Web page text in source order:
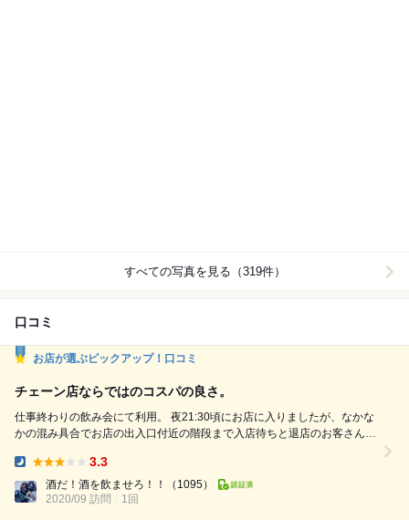
すべての写真を見る（319件）
口コミ
お店が選ぶピックアップ！口コミ
チェーン店ならではのコスパの良さ。
仕事終わりの飲み会にて利用。 夜21:30頃にお店に入りましたが、なかな
かの混み具合でお店の出入口付近の階段まで入店待ちと退店のお客さんで
が、ちょうど良かったです。（笑） 席にはタブレットが置かれていて、
最近よく目にするタブレット注文式のお店です。 こういうご時世です
し、少しでも他人と接触する頻度を減らしたいので有り難い。 ...
3.3
酒だ！酒を飲ませろ！！
（1095）
2020/09 訪問
1回